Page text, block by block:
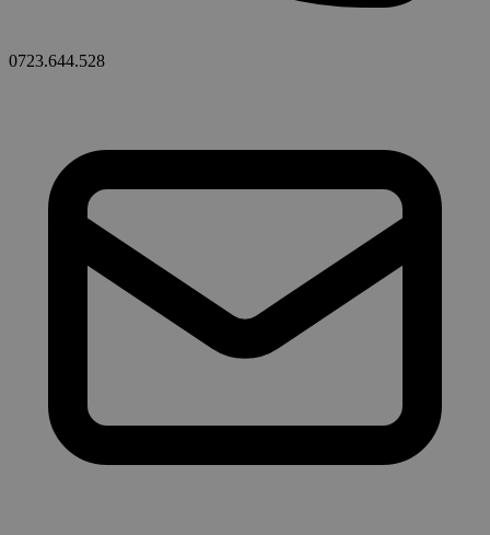
0723.644.528